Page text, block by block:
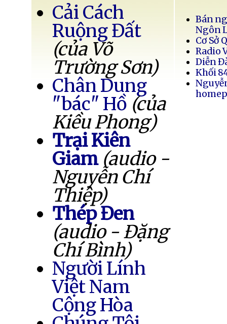
Cải Cách
Ruộng Đất
(của Võ
Trường Sơn)
Chân Dung
"bác" Hồ (của
Kiều Phong)
Trại Kiên
Giam (audio -
Nguyễn Chí
Thiệp)
Thép Đen
(audio - Đặng
Chí Bình)
Người Lính
Việt Nam
Cộng Hòa
Bán
Ngôn
Cơ Sở
Radio
Diễn
Khối